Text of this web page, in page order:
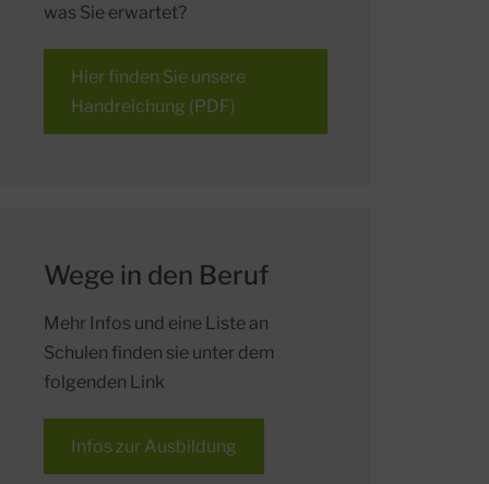
was Sie erwartet?
Hier finden Sie unsere
Handreichung (PDF)
Wege in den Beruf
Mehr Infos und eine Liste an
Schulen finden sie unter dem
folgenden Link
Infos zur Ausbildung